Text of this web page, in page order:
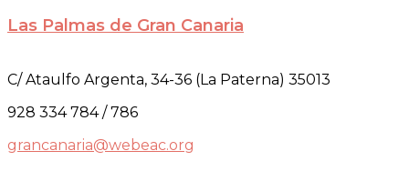
Las Palmas de Gran Canaria
C/ Ataulfo Argenta, 34-36 (La Paterna) 35013
928 334 784 / 786
grancanaria@webeac.org